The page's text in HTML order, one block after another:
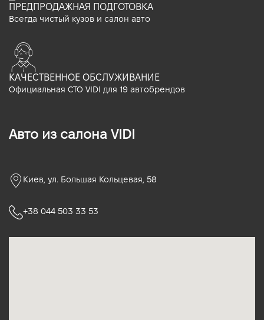
ПРЕДПРОДАЖНАЯ ПОДГОТОВКА
Всегда чистый кузов и салон авто
КАЧЕСТВЕННОЕ ОБСЛУЖИВАНИЕ
Официальная СТО VIDI для 19 автобрендов
Авто из салона VIDI
Киев, ул. Большая Кольцевая, 58
+38 044 503 33 53